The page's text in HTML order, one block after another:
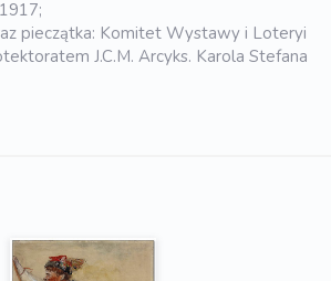
pieczątka: Komitet Wystawy i Loteryi
J.C.M. Arcyks. Karola Stefana